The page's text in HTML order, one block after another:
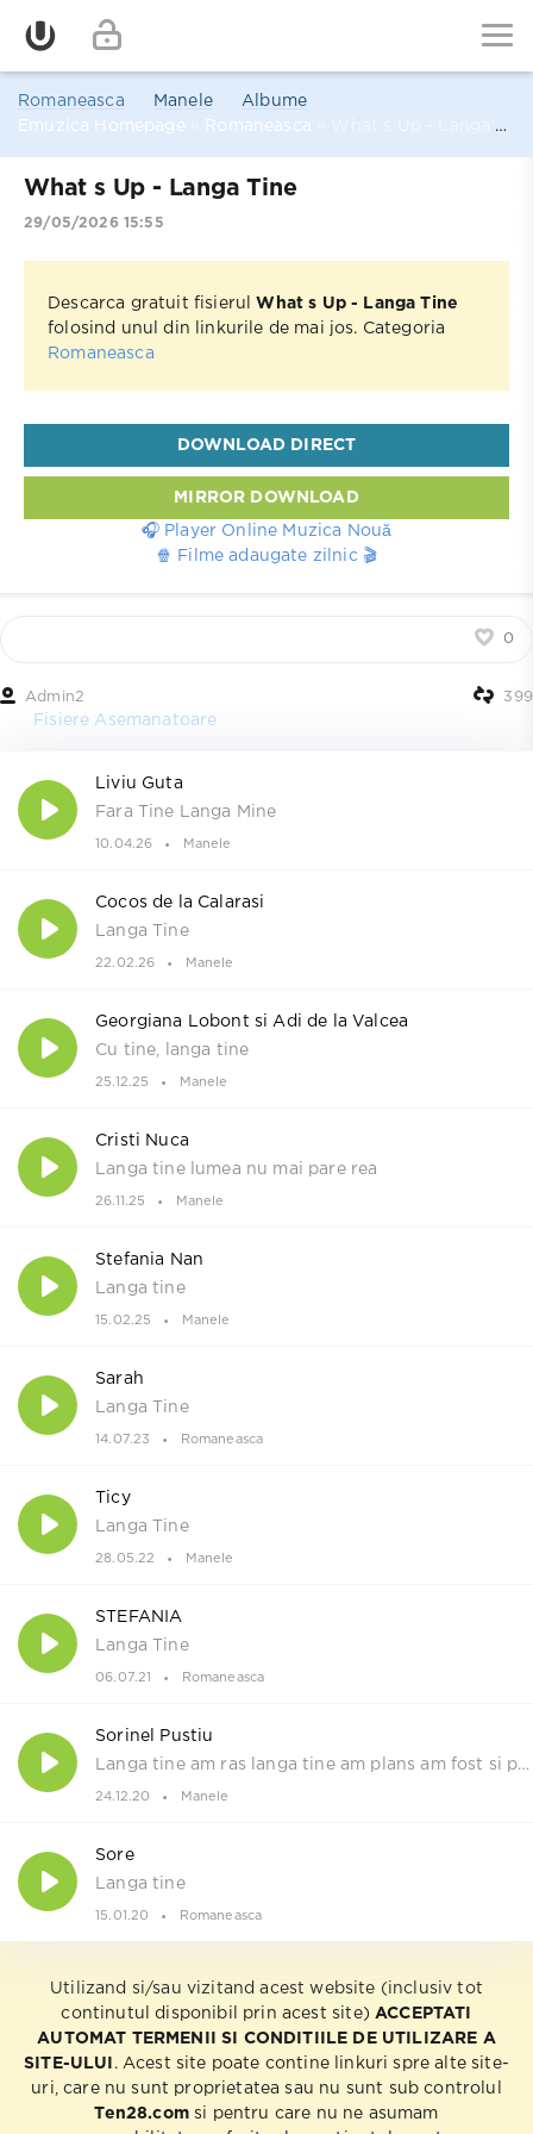
Romaneasca Manele
Albume
Emuzica Homepage
Romaneasca
What s Up - Langa Tine
29/05/2026 15:55
Descarca gratuit fisierul What s Up - Langa Tine
folosind unul din linkurile de mai jos. Categoria
Romaneasca
DOWNLOAD DIRECT
MIRROR DOWNLOAD
🎧 Player Online Muzica Nouă
🍿 Filme adaugate zilnic 🎬
0
Admin2 399
Fisiere Asemanatoare
Liviu Guta
Fara Tine Langa Mine
10.04.26 Manele
Cocos de la Calarasi
Langa Tine
22.02.26 Manele
Georgiana Lobont si Adi de la Valcea
Cu tine, langa tine
25.12.25 Manele
Cristi Nuca
Langa tine lumea nu mai pare rea
26.11.25 Manele
Stefania Nan
Langa tine
15.02.25 Manele
Sarah
Langa Tine
14.07.23 Romaneasca
Ticy
Langa Tine
28.05.22 Manele
STEFANIA
Langa Tine
06.07.21 Romaneasca
Sorinel Pustiu
Langa tine am ras langa tine am plans am fost si pe minus si pe plus
24.12.20 Manele
Sore
Langa tine
15.01.20 Romaneasca
Utilizand si/sau vizitand acest website (inclusiv tot
continutul disponibil prin acest site) ACCEPTATI
AUTOMAT TERMENII SI CONDITIILE DE UTILIZARE A
SITE-ULUI
. Acest site poate contine linkuri spre alte site-
uri, care nu sunt proprietatea sau nu sunt sub controlul
Ten28.comsi pentru care nu ne asumam